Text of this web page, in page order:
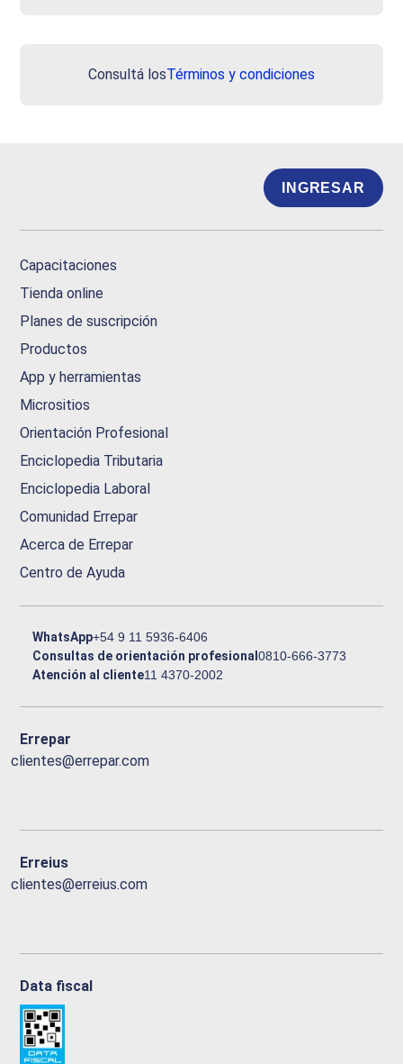
Consultá losTérminos y condiciones
INGRESAR
Capacitaciones
Tienda online
Planes de suscripción
Productos
App y herramientas
Micrositios
Orientación Profesional
Enciclopedia Tributaria
Enciclopedia Laboral
Comunidad Errepar
Acerca de Errepar
Centro de Ayuda
WhatsApp+54 9 11 5936-6406
Consultas de orientación profesional0810-666-3773
Atención al cliente11 4370-2002
Errepar
clientes@errepar.com
Erreius
clientes@erreius.com
Data fiscal